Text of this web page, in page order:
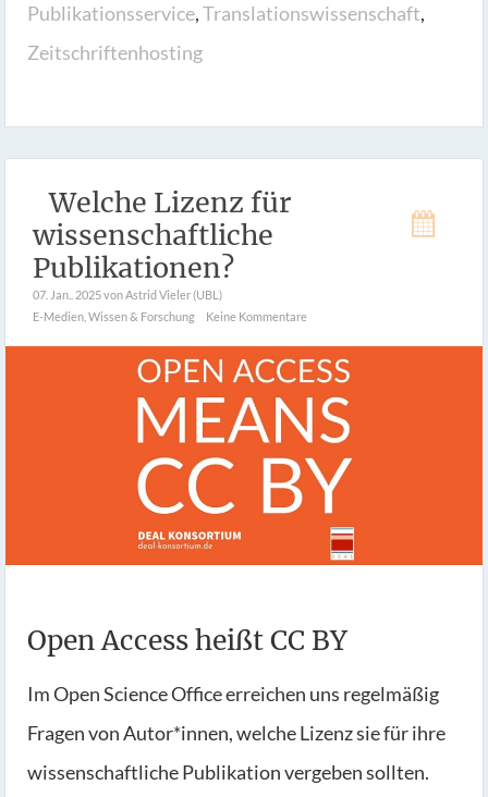
Publikationsservice,Translationswissenschaft,
Zeitschriftenhosting
Welche Lizenz für
wissenschaftliche
Publikationen?
07. Jan.. 2025von Astrid Vieler (UBL)
E-Medien Wissen & Forschung Keine Kommentare
Open Access heißt CC BY
Im Open Science Office erreichen uns regelmäßig
Fragen von Autor*innen, welche Lizenz sie für ihre
wissenschaftliche Publikation vergeben sollten.